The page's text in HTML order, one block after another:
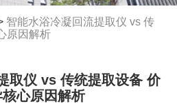
智能水浴冷凝回流提取仪 vs 传
原因解析
取仪 vs 传统提取设备 价
心原因解析